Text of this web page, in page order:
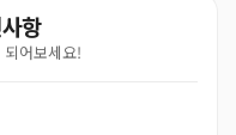
항
어보세요!